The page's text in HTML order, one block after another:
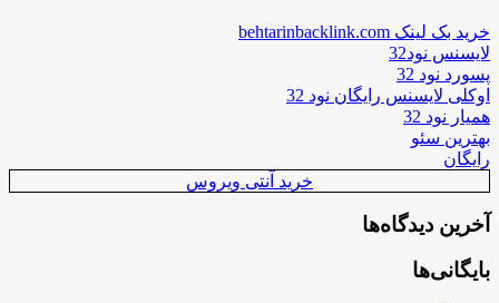
خرید بک لینک behtarinbacklink.com
لایسنس نود32
پسورد نود 32
اوکلی لایسنس رایگان نود 32
همیار نود 32
بهترین سئو
رایگان
خرید آنتی ویروس
آخرین دیدگاه‌ها
بایگانی‌ها